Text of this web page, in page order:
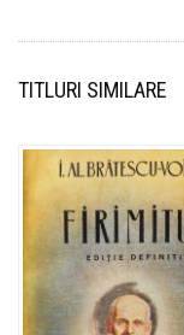
TITLURI SIMILARE